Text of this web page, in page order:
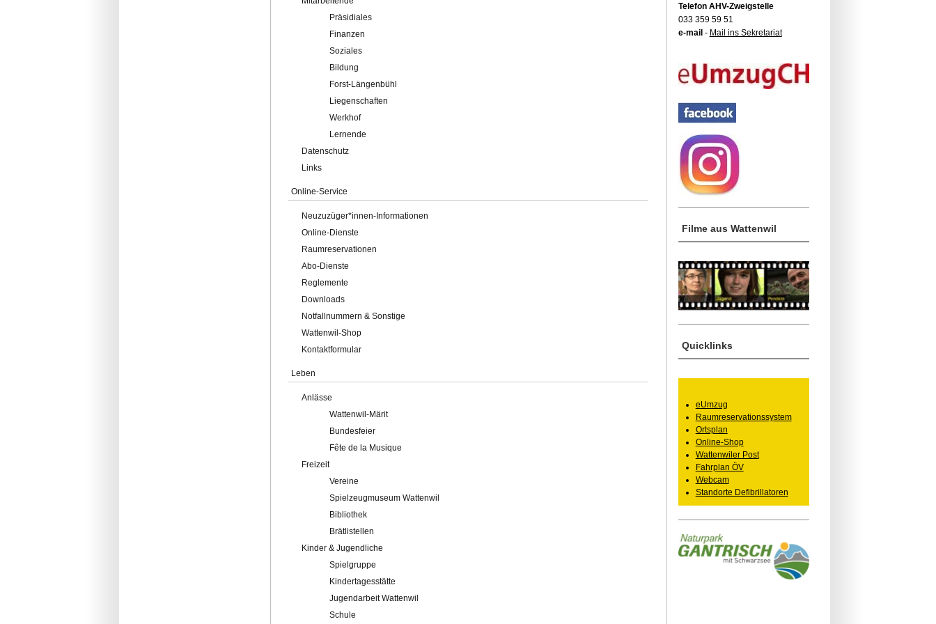
Präsidiales
Finanzen
Soziales
Bildung
Forst-Längenbühl
Liegenschaften
Werkhof
Lernende
Datenschutz
Links
Online-Service
Neuzuzüger*innen-Informationen
Online-Dienste
Raumreservationen
Abo-Dienste
Reglemente
Downloads
Notfallnummern & Sonstige
Wattenwil-Shop
Kontaktformular
Leben
Anlässe
Wattenwil-Märit
Bundesfeier
Fête de la Musique
Freizeit
Vereine
Spielzeugmuseum Wattenwil
Bibliothek
Brätlistellen
Kinder & Jugendliche
Spielgruppe
Kindertagesstätte
Jugendarbeit Wattenwil
Schule
Telefon AHV-Zweigstelle
033 359 59 51
e-mail - Mail ins Sekretariat
Filme aus Wattenwil
Quicklinks
eUmzug
Raumreservationssystem
Ortsplan
Online-Shop
Wattenwiler Post
Fahrplan ÖV
Webcam
Standorte Defibrillatoren